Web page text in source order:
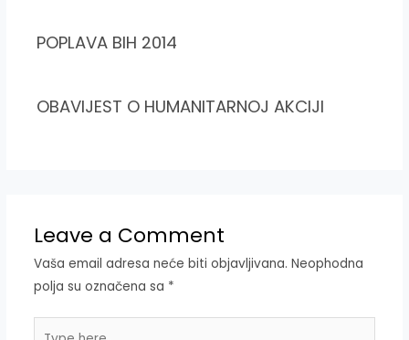
POPLAVA BIH 2014
OBAVIJEST O HUMANITARNOJ AKCIJI
Leave a Comment
Vaša email adresa neće biti objavljivana. Neophodna
polja su označena sa *